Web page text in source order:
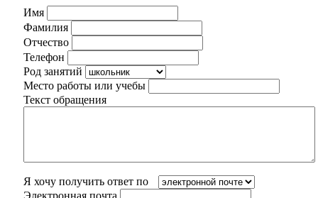
Имя
Фамилия
Отчество
Телефон
Род занятий
Место работы или учебы
Текст обращения
Я хочу получить ответ по